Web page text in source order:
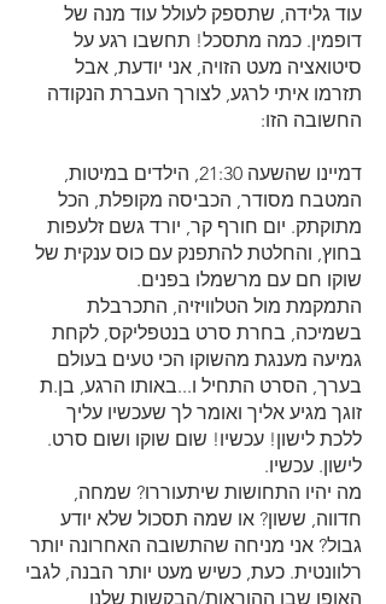
עוד גלידה, שתספק לעולל עוד מנה של
דופמין. כמה מתסכל! תחשבו רגע על
סיטואציה מעט הזויה, אני יודעת, אבל
תזרמו איתי לרגע, לצורך העברת הנקודה
החשובה הזו:
דמיינו שהשעה 21:30, הילדים במיטות,
המטבח מסודר, הכביסה מקופלת, הכל
מתוקתק. יום חורף קר, יורד גשם זלעפות
בחוץ, והחלטת להתפנק עם כוס ענקית של
שוקו חם עם מרשמלו בפנים.
התמקמת מול הטלוויזיה, התכרבלת
בשמיכה, בחרת סרט בנטפליקס, לקחת
גמיעה מענגת מהשוקו הכי טעים בעולם
בערך, הסרט התחיל ו...באותו הרגע, בן.ת
זוגך מגיע אליך ואומר לך שעכשיו עליך
ללכת לישון! עכשיו! שום שוקו ושום סרט.
לישון. עכשיו.
מה יהיו התחושות שיתעוררו? שמחה,
חדווה, ששון? או שמה תסכול שלא יודע
גבול? אני מניחה שהתשובה האחרונה יותר
רלוונטית. כעת, כשיש מעט יותר הבנה, לגבי
האופן שבו ההוראות/הבקשות שלנו